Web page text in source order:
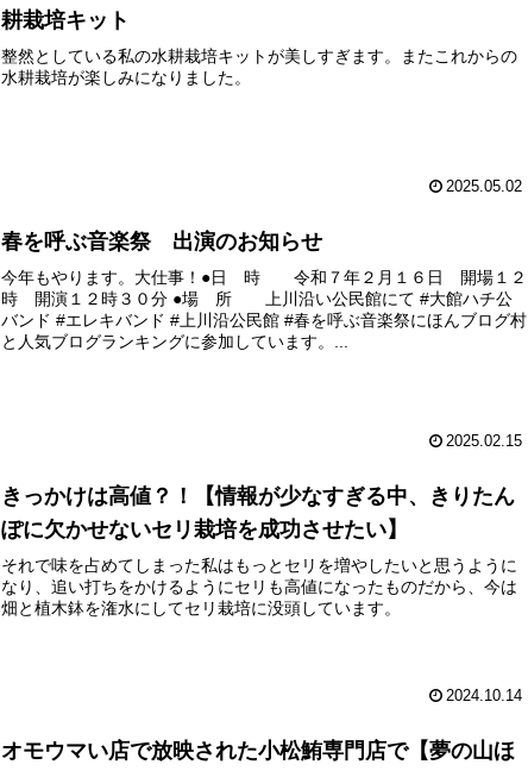
耕栽培キット
整然としている私の水耕栽培キットが美しすぎます。またこれからの
水耕栽培が楽しみになりました。
2025.05.02
春を呼ぶ音楽祭 出演のお知らせ
今年もやります。大仕事！●日 時 令和７年２月１６日 開場１２
時 開演１２時３０分 ●場 所 上川沿い公民館にて #大館ハチ公
バンド #エレキバンド #上川沿公民館 #春を呼ぶ音楽祭にほんブログ村
と人気ブログランキングに参加しています。...
2025.02.15
きっかけは高値？！【情報が少なすぎる中、きりたん
ぽに欠かせないセリ栽培を成功させたい】
それで味を占めてしまった私はもっとセリを増やしたいと思うように
なり、追い打ちをかけるようにセリも高値になったものだから、今は
畑と植木鉢を潅水にしてセリ栽培に没頭しています。
2024.10.14
オモウマい店で放映された小松鮪専門店で【夢の山ほ